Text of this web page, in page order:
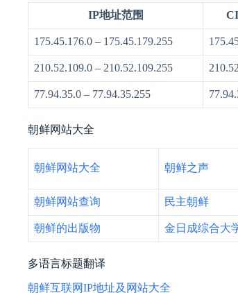
IP地址范围
175.45.176.0 – 175.45.179.255
210.52.109.0 – 210.52.109.255
77.94.35.0 – 77.94.35.255
朝鲜网站大全
朝鲜网站大全 朝鲜之声
朝鲜网站查询 民主朝鲜
朝鲜的出版物 金日成综合大
多语言标题翻译
朝鲜互联网IP地址及网站大全